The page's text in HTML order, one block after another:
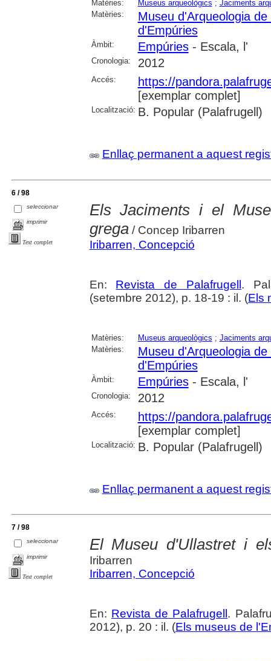
Matèries: Museus arqueològics ; Jaciments
Matèries:
Museu d'Arqueologia de
d'Empúries
Àmbit: Empúries- Escala, l'
Cronologia: 2012
Accés:
https://
[exemplar complet]
Localització: B. Popular (Palafrugell)
Enllaç permanent a aquest
6 / 98
seleccionar
imprimir
Text complet
Els Jaciments i el
grega/ Concep Iribarren
Iribarren, Concepció
En: Revista de Palafrugell.
(setembre 2012), p. 18-19 : il. (Els
Matèries: Museus arqueològics ; Jaciments
Matèries:
Museu d'Arqueologia de
d'Empúries
Àmbit: Empúries- Escala, l'
Cronologia: 2012
Accés:
https://
[exemplar complet]
Localització: B. Popular (Palafrugell)
Enllaç permanent a aquest
7 / 98
seleccionar
imprimir
Text complet
El Museu d'Ullastret i
Iribarren
Iribarren, Concepció
En: Revista de Palafrugell.
2012), p. 20 : il. (Els museus de